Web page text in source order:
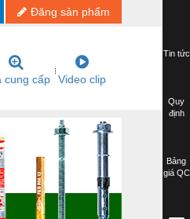
Đăng sản phẩm
cung cấp Video clip
Tin tức
Quy
định
Bảng
giá QC